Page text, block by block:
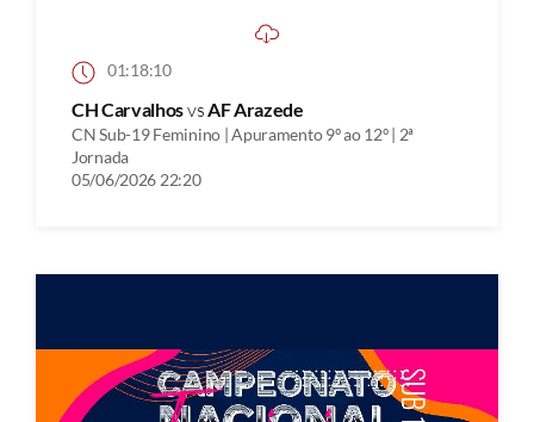
01:18:10
CH Carvalhosvs AF Arazede
CN Sub-19 Feminino | Apuramento 9º ao 12º | 2ª
Jornada
05/06/2026 22:20